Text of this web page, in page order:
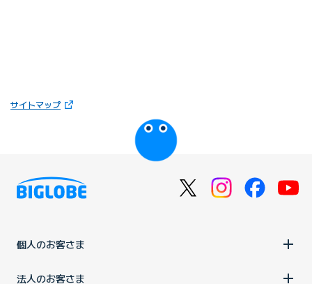
サイトマップ（新しいタブで開きます）
びっぷるのページ
個人のお客さま
法人のお客さま